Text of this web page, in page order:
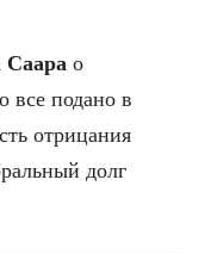
Саара о
все подано в
отрицания
долг